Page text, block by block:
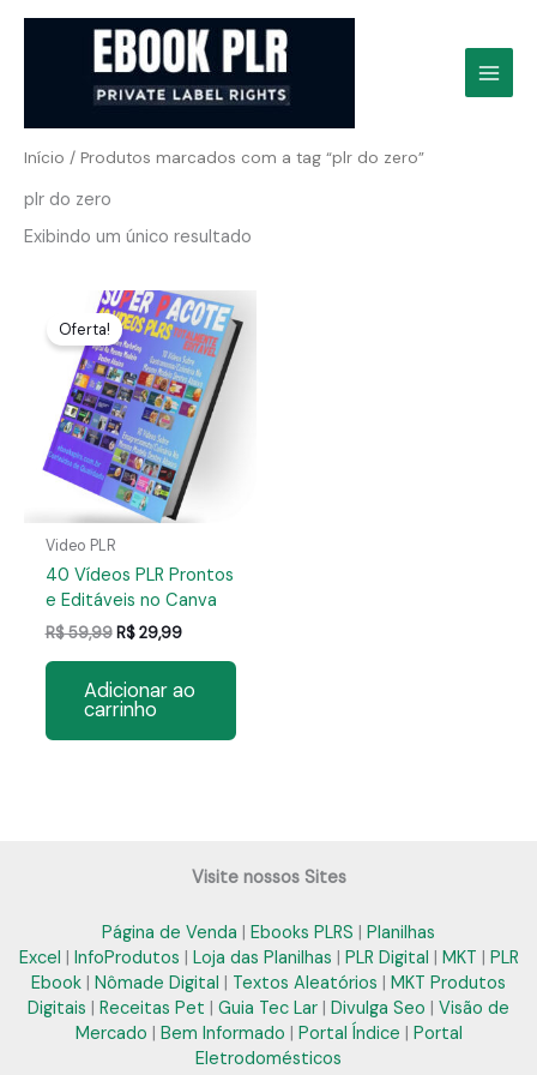
Início / Produtos marcados com a tag “plr do zero”
plr do zero
Exibindo um único resultado
Oferta!
Video PLR
40 Vídeos PLR Prontos
e Editáveis no Canva
R$59,99 O
era:
R$ 59,99.
R$29,99O
é:
Adicionar ao
carrinho
Visite nossos Sites
Página de Venda | Ebooks PLRS | Planilhas
Excel | InfoProdutos | Loja das Planilhas | PLR Digital | MKT | PLR
Ebook | Nômade Digital | Textos Aleatórios | MKT Produtos
Digitais | Receitas Pet | Guia Tec Lar | Divulga Seo | Visão de
Mercado | Bem Informado | Portal Índice | Portal
Eletrodomésticos